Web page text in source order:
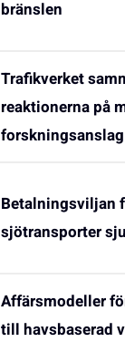
bränslen
Trafikverket
reaktionerna på
forskningsanslag
Betalningsviljan
sjötransporter
Affärsmodeller
till havsbaserad